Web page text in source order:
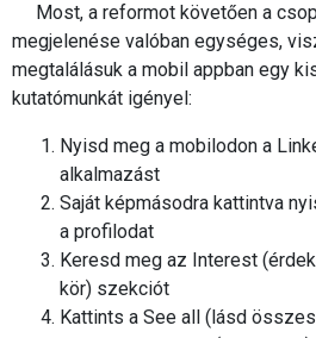
Most, a reformot követően a
megjelenése valóban egységes,
megtalálásuk a mobil appban egy
kutatómunkát igényel:
Nyisd meg a mobilodon a
alkalmazást
Saját képmásodra kattintva
a profilodat
Keresd meg az Interest
kör) szekciót
Kattints a See all (lásd